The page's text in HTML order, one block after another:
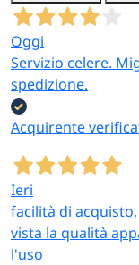
Oggi
Servizio celere.
spedizione.
Acquirente
Ieri
facilità di
vista la qualità
l'uso